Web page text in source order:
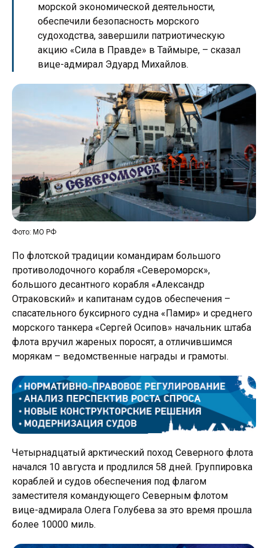
морской экономической деятельности,
обеспечили безопасность морского
судоходства, завершили патриотическую
акцию «Сила в Правде» в Таймыре, – сказал
вице-адмирал Эдуард Михайлов.
Фото: МО РФ
По флотской традиции командирам большого
противолодочного корабля «Североморск»,
большого десантного корабля «Александр
Отраковский» и капитанам судов обеспечения –
спасательного буксирного судна «Памир» и среднего
морского танкера «Сергей Осипов» начальник штаба
флота вручил жареных поросят, а отличившимся
морякам – ведомственные награды и грамоты.
Четырнадцатый арктический поход Северного флота
начался 10 августа и продлился 58 дней. Группировка
кораблей и судов обеспечения под флагом
заместителя командующего Северным флотом
вице-адмирала Олега Голубева за это время прошла
более 10000 миль.